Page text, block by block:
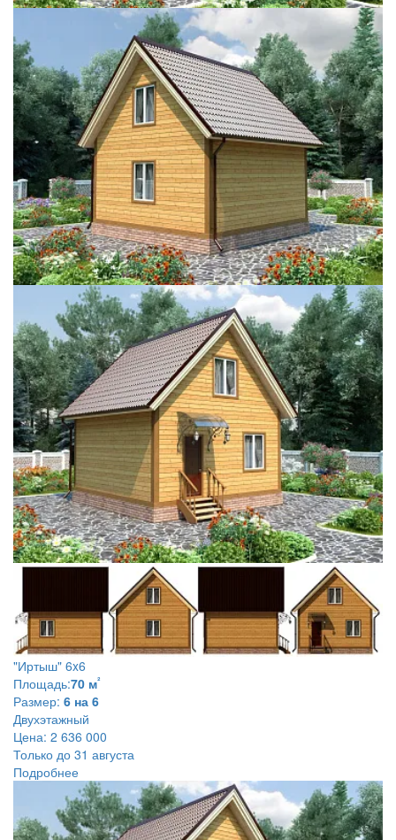
"Иртыш" 6x6
Площадь:70 м²
Размер: 6 на 6
Двухэтажный
Цена: 2 636 000
Только до 31 августа
Подробнее